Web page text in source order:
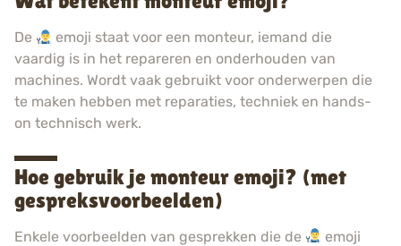
De
emoji staat voor een monteur, iemand die
vaardig is in het repareren en onderhouden van
machines. Wordt vaak gebruikt voor onderwerpen die
te maken hebben met reparaties, techniek en hands-
on technisch werk.
Hoe gebruik je monteur emoji? (met
gespreksvoorbeelden)
Enkele voorbeelden van gesprekken die de
emoji